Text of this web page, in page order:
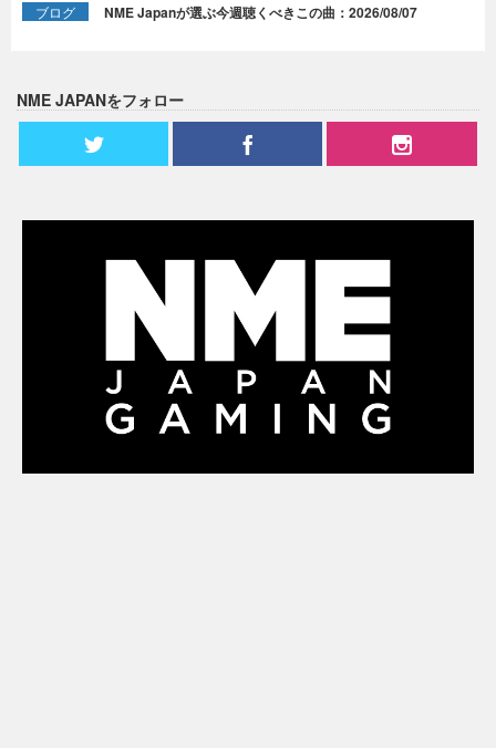
ブログ NME Japanが選ぶ今週聴くべきこの曲：2026/08/07
NME JAPANをフォロー